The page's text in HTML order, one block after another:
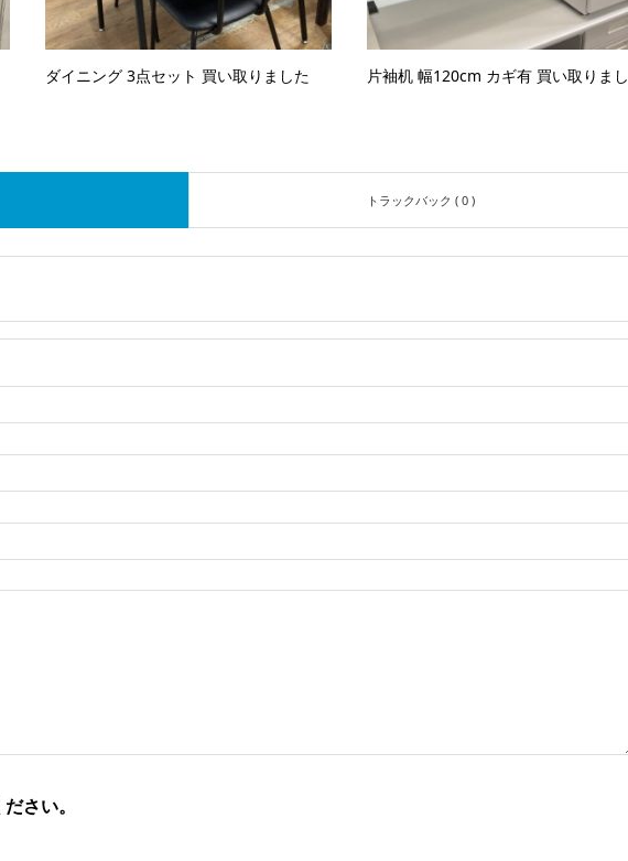
ダイニング 3点セット 買い取りました 片袖机 幅120cm カギ有 買い取りま
トラックバック ( 0 )
さい。